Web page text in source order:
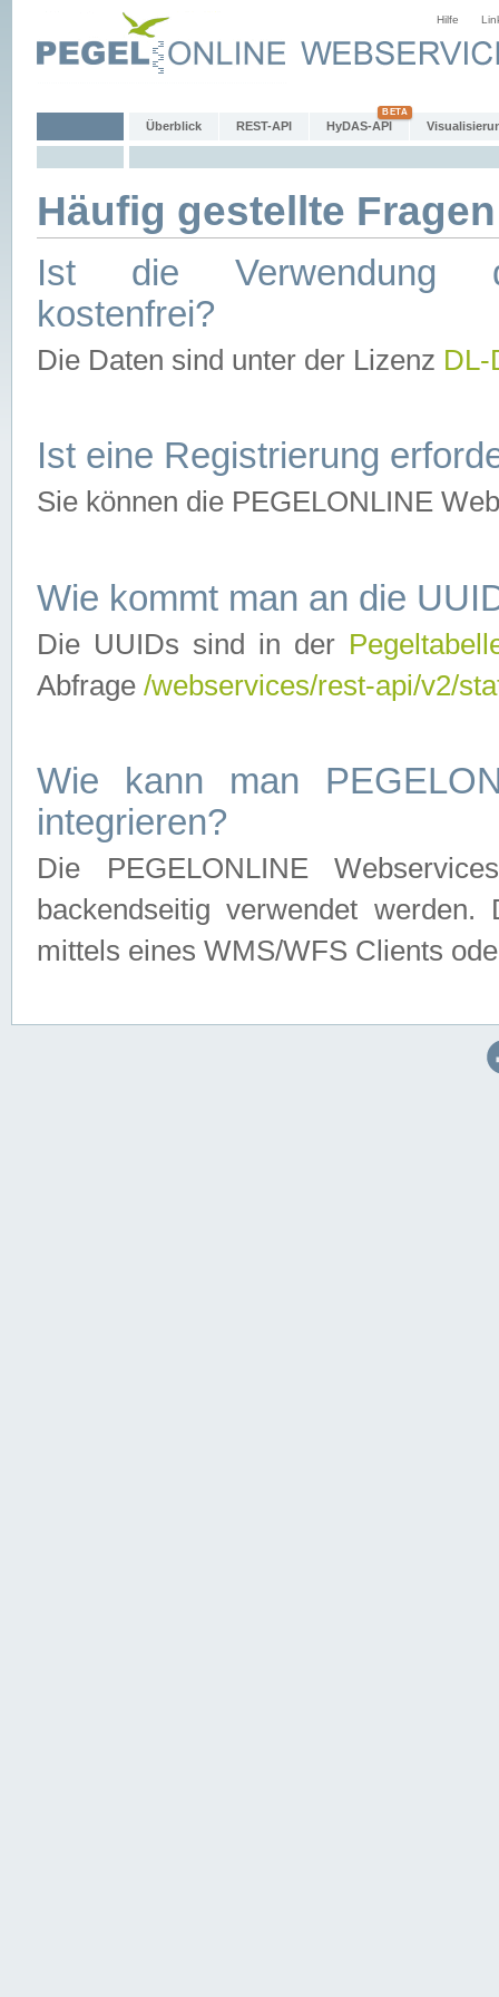
Hilfe
Überblick REST-API HyDAS-API
Häufig gestellte
Ist die Verwendung
kostenfrei?
Die Daten sind unter der Lizenz
Ist eine Registrierung
Sie können die PEGELONLINE
Wie kommt man an die
Die UUIDs sind in der
Abfrage /webservices/rest-api/v2/
Wie kann man
integrieren?
Die PEGELONLINE
backendseitig verwendet
mittels eines WMS/WFS Clients